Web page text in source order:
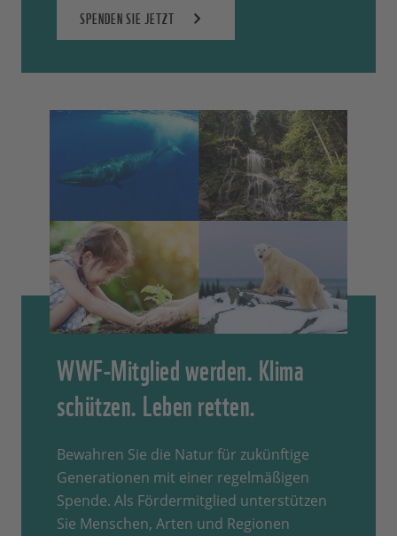
SPENDEN SIE JETZT
WWF-Mitglied werden. Klima
schützen. Leben retten.
Bewahren Sie die Natur für zukünftige
Generationen mit einer regelmäßigen
Spende. Als Fördermitglied unterstützen
Sie Menschen, Arten und Regionen